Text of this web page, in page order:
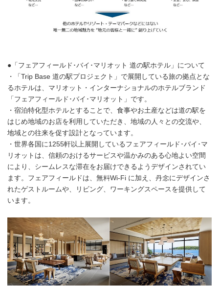
●「フェアフィールド･バイ･マリオット 道の駅ホテル」について
・「Trip Base 道の駅プロジェクト」で展開している旅の拠点とな
るホテルは、マリオット・インターナショナルのホテルブランド
「フェアフィールド･バイ･マリオット」です。
・宿泊特化型ホテルとすることで、食事やお土産などは道の駅を
はじめ地域のお店を利用していただき、地域の人々との交流や、
地域との往来を促す設計となっています。
・世界各国に1255軒以上展開しているフェアフィールド･バイ･マ
リオットは、信頼のおけるサービスや温かみのある心地よい空間
により、シームレスな滞在をお届けできるようデザインされてい
ます。フェアフィールドは、無料Wi-Fi に加え、丹念にデザインさ
れたゲストルームや、リビング、ワーキングスペースを提供して
います。